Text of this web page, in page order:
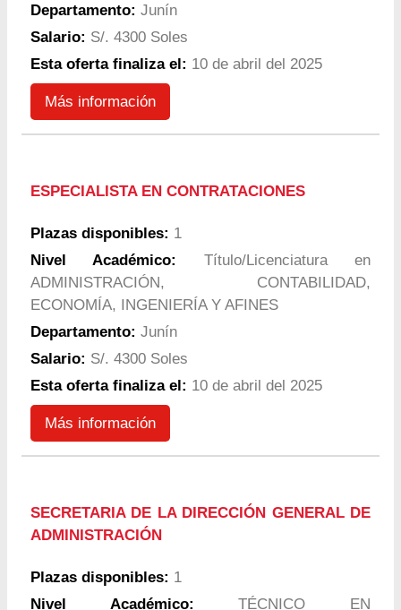
Departamento: Junín
Salario: S/. 4300 Soles
Esta oferta finaliza el: 10 de abril del 2025
Más información
ESPECIALISTA EN CONTRATACIONES
Plazas disponibles: 1
Nivel Académico:
Título/Licenciatura en
ADMINISTRACIÓN, CONTABILIDAD,
ECONOMÍA, INGENIERÍA Y AFINES
Departamento: Junín
Salario: S/. 4300 Soles
Esta oferta finaliza el: 10 de abril del 2025
Más información
SECRETARIA DE LA DIRECCIÓN GENERAL DE
ADMINISTRACIÓN
Plazas disponibles: 1
Nivel Académico: TÉCNICO EN